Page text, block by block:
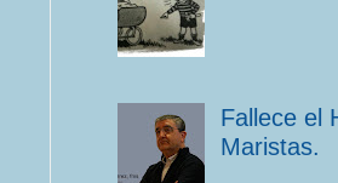
Fallece el
Maristas.